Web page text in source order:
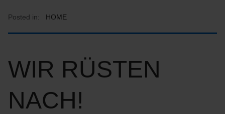
Posted in: HOME
WIR RÜSTEN
NACH!